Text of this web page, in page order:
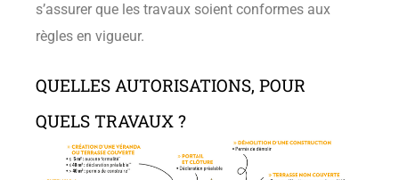
s’assurer que les travaux soient conformes aux
règles en vigueur.
QUELLES AUTORISATIONS, POUR
QUELS TRAVAUX ?